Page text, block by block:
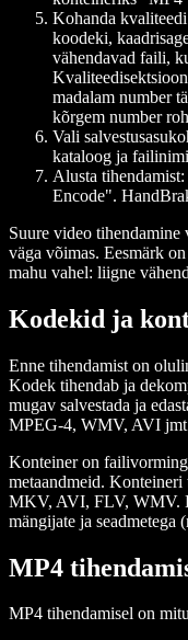
Kohanda kvaliteedi
koodeki,
vähendavad faili,
madalam number
kõrgem number
Vali
kataloog ja
Alusta tihendamist:
Encode".
Suure video
väga võimas. Eesmärk
mahu vahel: liigne
Kodekid ja
Enne tihendamist on
Kodek tihendab ja
mugav salvestada ja
MPEG-4, WMV, AVI
Konteiner on
metaandmeid.
MKV, AVI, FLV, WMV.
mängijate ja
MP4
MP4 tihendamisel on